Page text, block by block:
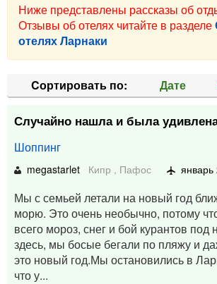
Ниже представлены рассказы об
Отзывы об отелях читайте в разделе
отелях Ларнаки
Cортировать по: Дате
Случайно нашла и была
Шоппинг
megastarlet Кипр , Пафос январь
Мы с семьей летали на новый год
морю. Это очень необычно, потому
всего мороз, снег и бой курантов под
здесь, мы босые бегали по пляжу и
это новый год.Мы остановились в
что у...